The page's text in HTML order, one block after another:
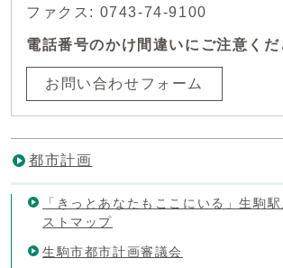
ファクス: 0743-74-9100
電話番号のかけ間違いにご注意くだ
お問い合わせフォーム
都市計画
「きっとあなたもここにいる」生駒
ストマップ
生駒市都市計画審議会